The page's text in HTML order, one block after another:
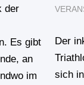
der
Es gibt
an
im
Der
sich